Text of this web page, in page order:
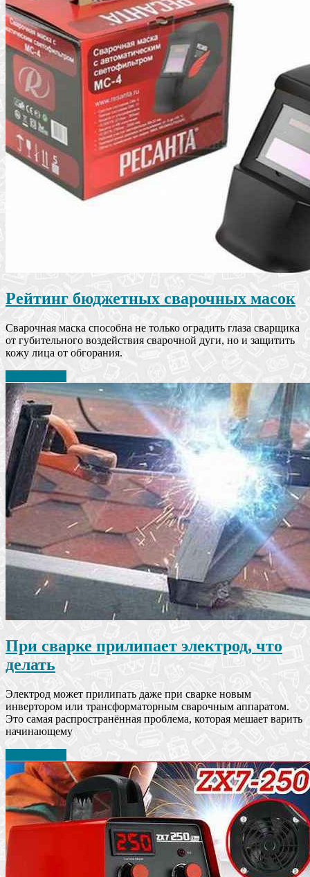
Рейтинг бюджетных сварочных масок
Сварочная маска способна не только оградить глаза сварщика
от губительного воздействия сварочной дуги, но и защитить
кожу лица от обгорания.
При сварке прилипает электрод, что
делать
Электрод может прилипать даже при сварке новым
инвертором или трансформаторным сварочным аппаратом.
Это самая распространённая проблема, которая мешает варить
начинающему